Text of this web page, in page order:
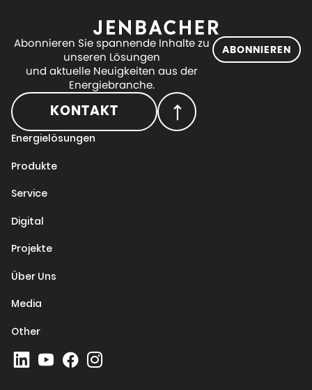
Abonnieren Sie spannende Inhalte zu
unseren Lösungen
und aktuelle Neuigkeiten aus der
Energiebranche.
ABONNIEREN
KONTAKT
Energielösungen
Produkte
Service
Digital
Projekte
Über Uns
Media
Other